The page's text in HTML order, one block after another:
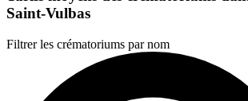
Saint-Vulbas
Filtrer les crématoriums par nom